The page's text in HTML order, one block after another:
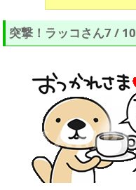
突撃！ラッコさん7 / 10